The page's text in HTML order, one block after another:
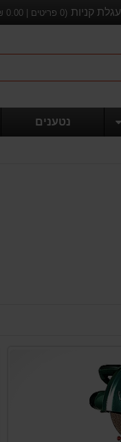
עגלת קניות (
0 פריטים | 0.00
נטענים